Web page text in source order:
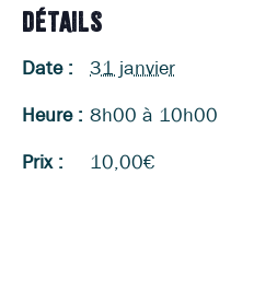
DÉTAILS
Date :
31 janvier
Heure : 8h00 à 10h00
Prix :
10,00€